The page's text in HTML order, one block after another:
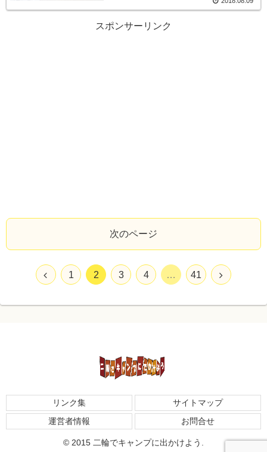
スポンサーリンク
次のページ
1 2 3 4 … 41
リンク集
サイトマップ
運営者情報
お問合せ
© 2015 二輪でキャンプに出かけよう.